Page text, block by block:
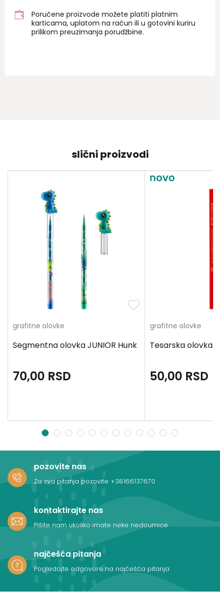
Poručene proizvode možete platiti platnim
karticama, uplatom na račun ili u gotovini kuriru
prilikom preuzimanja porudžbine.
slični proizvodi
grafitne olovke
Segmentna olovka JUNIOR Hunk
70,00 RSD
grafitne olovke
Tesarska olovka
50,00 RSD
1 2 3 4 5 6 7 8 9 10 11 12
pozovite nas
Za sva pitanja pozovite +38166137670
kontaktirajte nas
Pišite nam ukoliko imate neke nedoumice
najčešća pitanja
Pogledajte odgovore na najčešća pitanja